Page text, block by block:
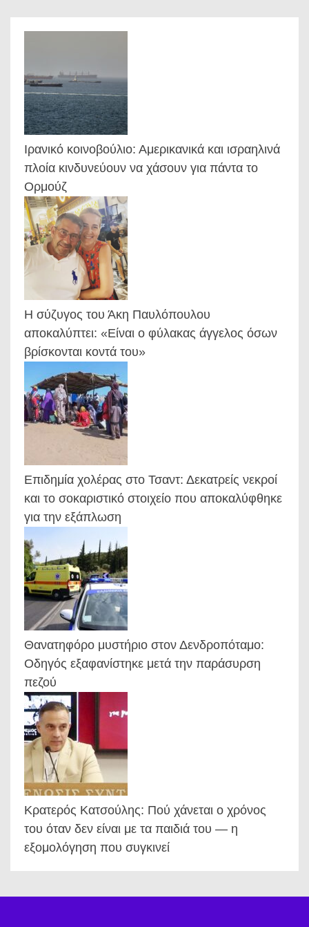
Ιρανικό κοινοβούλιο: Αμερικανικά και ισραηλινά
πλοία κινδυνεύουν να χάσουν για πάντα το
Ορμούζ
Η σύζυγος του Άκη Παυλόπουλου
αποκαλύπτει: «Είναι ο φύλακας άγγελος όσων
βρίσκονται κοντά του»
Επιδημία χολέρας στο Τσαντ: Δεκατρείς νεκροί
και το σοκαριστικό στοιχείο που αποκαλύφθηκε
για την εξάπλωση
Θανατηφόρο μυστήριο στον Δενδροπόταμο:
Οδηγός εξαφανίστηκε μετά την παράσυρση
πεζού
Κρατερός Κατσούλης: Πού χάνεται ο χρόνος
του όταν δεν είναι με τα παιδιά του — η
εξομολόγηση που συγκινεί